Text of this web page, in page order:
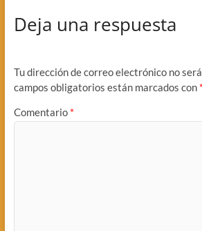
Deja una respuesta
Tu dirección de correo electrónico no
campos obligatorios están marcados con *
Comentario *